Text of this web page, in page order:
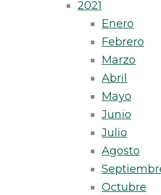
2021
Enero
Febrero
Marzo
Abril
Mayo
Junio
Julio
Agosto
Octubre